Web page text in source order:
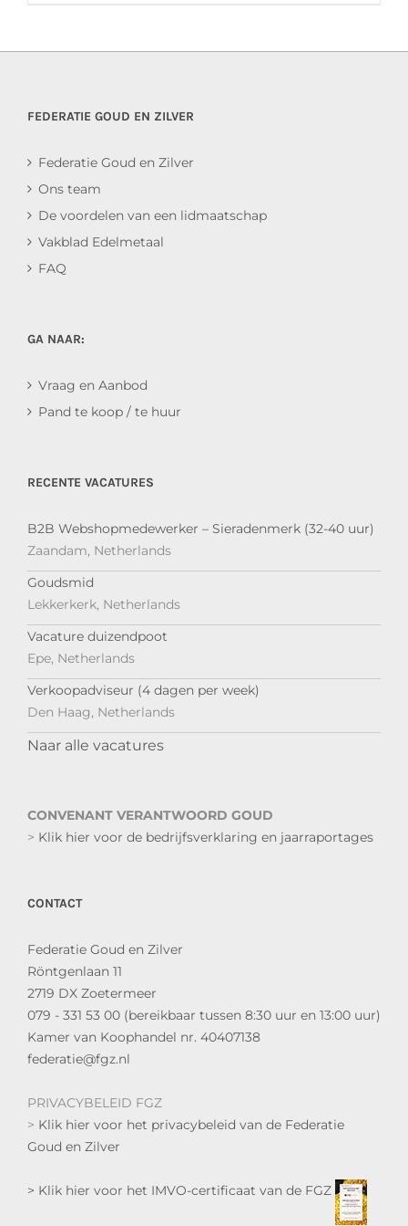
FEDERATIE GOUD EN ZILVER
Federatie Goud en Zilver
Ons team
De voordelen van een lidmaatschap
Vakblad Edelmetaal
FAQ
GA NAAR:
Vraag en Aanbod
Pand te koop / te huur
RECENTE VACATURES
B2B Webshopmedewerker – Sieradenmerk (32-40 uur)
Zaandam, Netherlands
Goudsmid
Lekkerkerk, Netherlands
Vacature duizendpoot
Epe, Netherlands
Verkoopadviseur (4 dagen per week)
Den Haag, Netherlands
Naar alle vacatures
CONVENANT VERANTWOORD GOUD
> Klik hier voor de bedrijfsverklaring en jaarraportages
CONTACT
Federatie Goud en Zilver
Röntgenlaan 11
2719 DX Zoetermeer
079 - 331 53 00 (bereikbaar tussen 8:30 uur en 13:00 uur)
Kamer van Koophandel nr. 40407138
federatie@fgz.nl
PRIVACYBELEID FGZ
> Klik hier voor het privacybeleid van de Federatie
Goud en Zilver
> Klik hier voor het IMVO-certificaat van de FGZ